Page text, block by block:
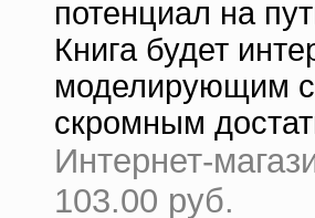
потенциал на
Книга будет
моделирующим
скромным
Интернет-
103.00 руб.